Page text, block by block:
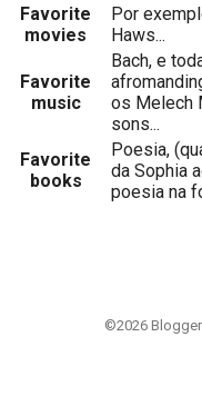
Favorite
movies
Por
Haws...
Favorite
music
Bach, e
os Melech
sons...
Favorite
books
Poesia,
da Sophia
poesia na
©2026